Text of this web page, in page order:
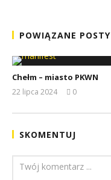
POWIĄZANE POSTY
Chełm – miasto PKWN
22 lipca 2024
0
SKOMENTUJ